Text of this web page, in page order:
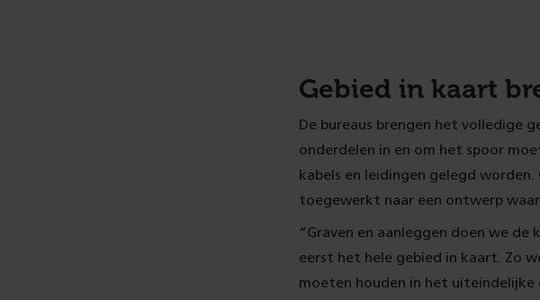
Gebied in kaart
De bureaus brengen het volledige
onderdelen in en om het spoor
kabels en leidingen gelegd
toegewerkt naar een ontwerp
“Graven en aanleggen doen we de
eerst het hele gebied in kaart. Zo
moeten houden in het